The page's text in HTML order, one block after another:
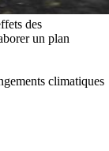
des
un plan
climatiques